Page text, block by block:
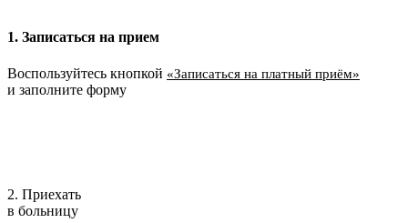
1. Записаться на прием
Воспользуйтесь кнопкой «Записаться на платный приём»
и заполните форму
2. Приехать
в больницу